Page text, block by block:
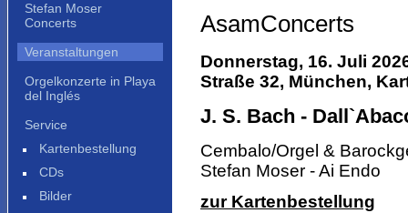
AsamConcerts
Donnerstag, 16. Juli
Straße 32, München,
J. S. Bach -
Cembalo/Orgel &
Stefan Moser - Ai Endo
zur Kartenbestellung
Stefan Moser
Concerts
Veranstaltungen
Orgelkonzerte in Playa
del Inglés
Service
Kartenbestellung
CDs
Bilder